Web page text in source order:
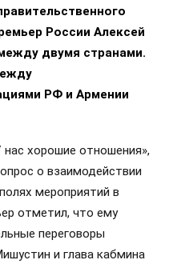
России Алексей
двумя странами.
РФ и Армении
хорошие отношения»,
о взаимодействии
мероприятий в
отметил, что ему
переговоры
и глава кабмина